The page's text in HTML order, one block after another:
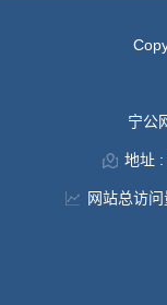
宁公
地址 :
网站总访问